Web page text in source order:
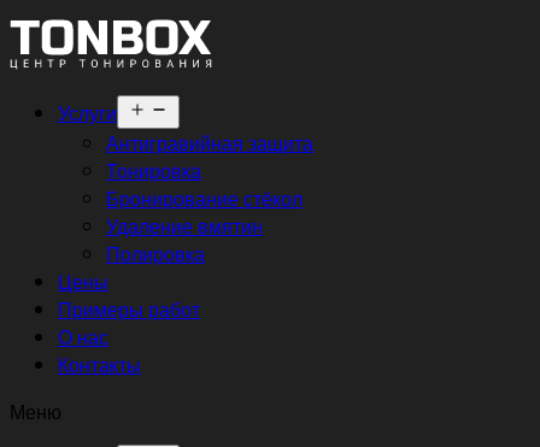
Услуги
меню
Антигравийная защита
Тонировка
Бронирование стёкол
Удаление вмятин
Полировка
Цены
Примеры работ
О нас
Контакты
Меню